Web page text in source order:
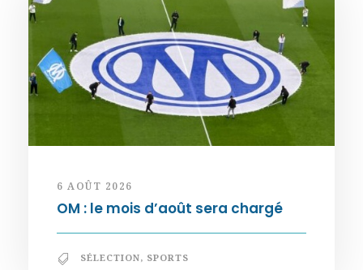
6 AOÛT 2026
OM : le mois d’août sera chargé
SÉLECTION, SPORTS